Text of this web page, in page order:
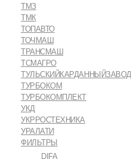
ТМЗ
ТМК
ТОПАВТО
ТОЧМАШ
ТРАНСМАШ
ТСМАГРО
ТУЛЬСКИЙКАРДАННЫЙЗАВОД
ТУРБОКОМ
ТУРБОКОМПЛЕКТ
УКД
УКРРОСТЕХНИКА
УРАЛАТИ
ФИЛЬТРЫ
DIFA